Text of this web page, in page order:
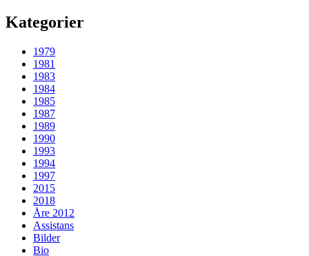
Kategorier
1979
1981
1983
1984
1985
1987
1989
1990
1993
1994
1997
2015
2018
Åre 2012
Assistans
Bilder
Bio